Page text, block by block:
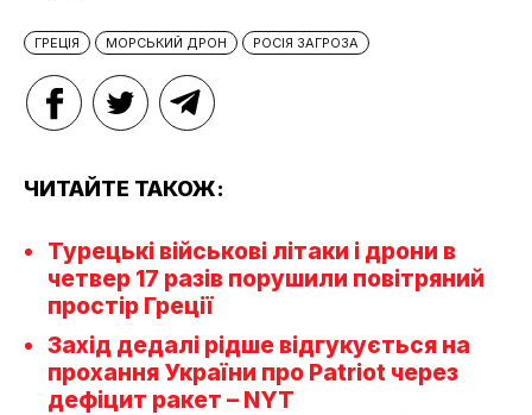
ГРЕЦІЯ МОРСЬКИЙ ДРОН РОСІЯ ЗАГРОЗА
ЧИТАЙТЕ ТАКОЖ:
Турецькі військові літаки і дрони в
четвер 17 разів порушили повітряний
простір Греції
Захід дедалі рідше відгукується на
прохання України про Patriot через
дефіцит ракет – NYT